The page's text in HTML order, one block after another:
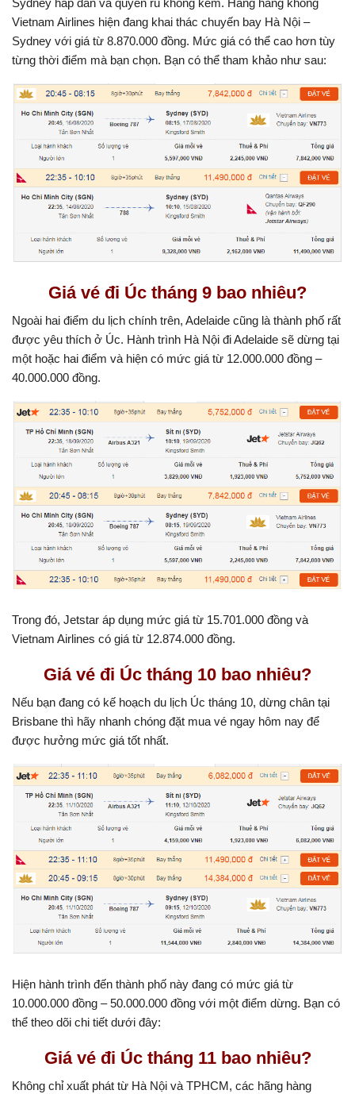
Sydney hấp dẫn và quyến rũ không kém. Hãng hàng không
Vietnam Airlines hiện đang khai thác chuyến bay Hà Nội –
Sydney với giá từ 8.870.000 đồng. Mức giá có thể cao hơn tùy
từng thời điểm mà bạn chọn. Bạn có thể tham khảo như sau:
Giá vé đi Úc tháng 9 bao nhiêu?
Ngoài hai điểm du lịch chính trên, Adelaide cũng là thành phố rất
được yêu thích ở Úc. Hành trình Hà Nội đi Adelaide sẽ dừng tại
một hoặc hai điểm và hiện có mức giá từ 12.000.000 đồng –
40.000.000 đồng.
Trong đó, Jetstar áp dụng mức giá từ 15.701.000 đồng và
Vietnam Airlines có giá từ 12.874.000 đồng.
Giá vé đi Úc tháng 10 bao nhiêu?
Nếu bạn đang có kế hoạch du lịch Úc tháng 10, dừng chân tại
Brisbane thì hãy nhanh chóng đặt mua vé ngay hôm nay để
được hưởng mức giá tốt nhất.
Hiện hành trình đến thành phố này đang có mức giá từ
10.000.000 đồng – 50.000.000 đồng với một điểm dừng. Bạn có
thể theo dõi chi tiết dưới đây:
Giá vé đi Úc tháng 11 bao nhiêu?
Không chỉ xuất phát từ Hà Nội và TPHCM, các hãng hàng